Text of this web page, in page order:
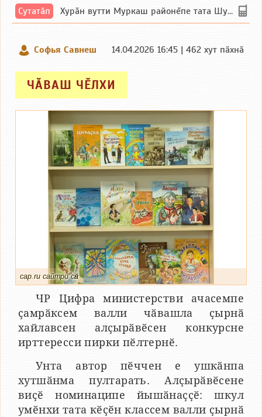
Сутатӑп Хурăн вутти Муркаш районĕпе тата Шупашкар районĕнчи Ишлей тăрăхĕпе сутатăп. Ха...
Софья Савнеш 14.04.2026 16:45 | 462 хут пӑхнӑ
ЧӐВАШ ЧӖЛХИ
cap.ru сайтри сӑн
ЧР Цифра министерстви ачасемпе
ҫамрӑксем валли чӑвашла ҫырнӑ
хайлавсен алҫырӑвӗсен конкурсне
ирттересси пирки пӗлтернӗ.
Унта автор пӗччен е ушкӑнпа
хутшӑнма пултарать. Алҫырӑвӗсене
виҫӗ номинаципе йышӑнаҫҫӗ: шкул
умӗнхи тата кӗҫӗн классем валли ҫырнӑ